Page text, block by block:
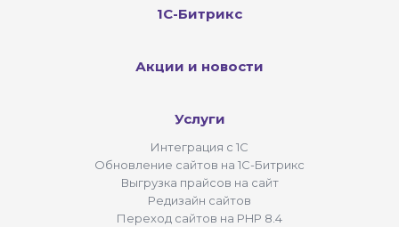
1С-Битрикс
Акции и новости
Услуги
Интеграция с 1С
Обновление сайтов на 1С-Битрикс
Выгрузка прайсов на сайт
Редизайн сайтов
Переход сайтов на PHP 8.4